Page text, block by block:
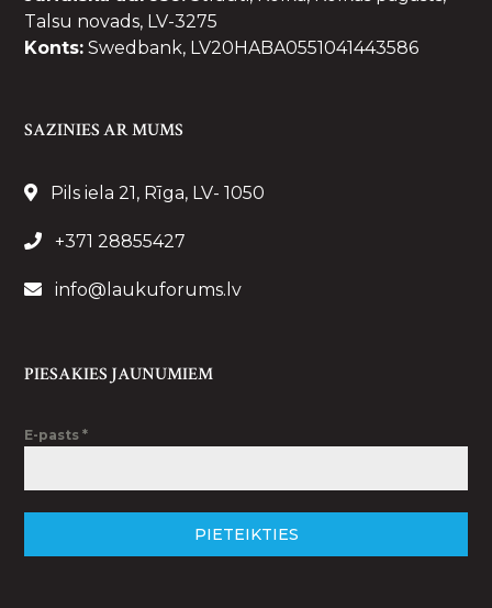
Talsu novads, LV-3275
Konts: Swedbank, LV20HABA0551041443586
SAZINIES AR MUMS
Pils iela 21, Rīga, LV- 1050
+371 28855427
info@laukuforums.lv
PIESAKIES JAUNUMIEM
E-pasts*
PIETEIKTIES